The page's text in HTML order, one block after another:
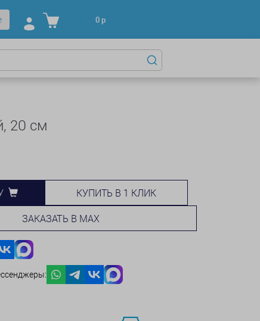
0р
20 см
КУПИТЬ В 1 КЛИК
ЗАКАЗАТЬ В MAX